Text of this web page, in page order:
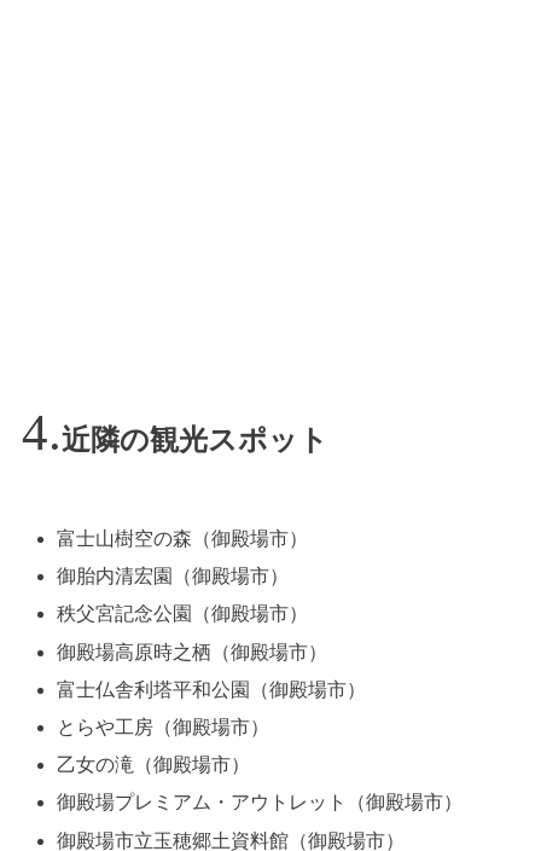
近隣の観光スポット
富士山樹空の森（御殿場市）
御胎内清宏園（御殿場市）
秩父宮記念公園（御殿場市）
御殿場高原時之栖（御殿場市）
富士仏舎利塔平和公園（御殿場市）
とらや工房（御殿場市）
乙女の滝（御殿場市）
御殿場プレミアム・アウトレット（御殿場市）
御殿場市立玉穂郷土資料館（御殿場市）